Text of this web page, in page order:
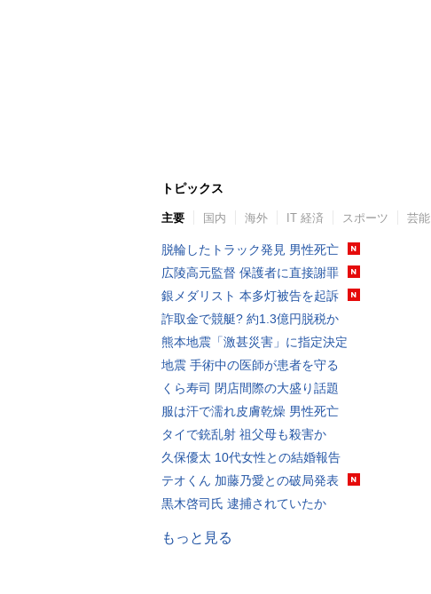
トピックス
主要 国内 海外 IT 経済 スポーツ 芸能
脱輪したトラック発見 男性死亡
広陵高元監督 保護者に直接謝罪
銀メダリスト 本多灯被告を起訴
詐取金で競艇? 約1.3億円脱税か
熊本地震「激甚災害」に指定決定
地震 手術中の医師が患者を守る
くら寿司 閉店間際の大盛り話題
服は汗で濡れ皮膚乾燥 男性死亡
タイで銃乱射 祖父母も殺害か
久保優太 10代女性との結婚報告
テオくん 加藤乃愛との破局発表
黒木啓司氏 逮捕されていたか
もっと見る